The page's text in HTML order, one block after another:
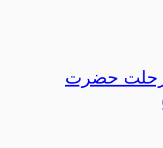
رحلت حضرت